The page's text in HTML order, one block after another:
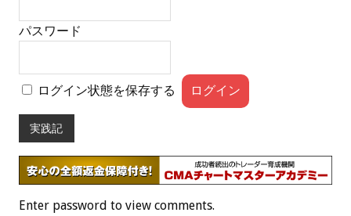
パスワード
ログイン状態を保存する
実践記
Enter password to view comments.